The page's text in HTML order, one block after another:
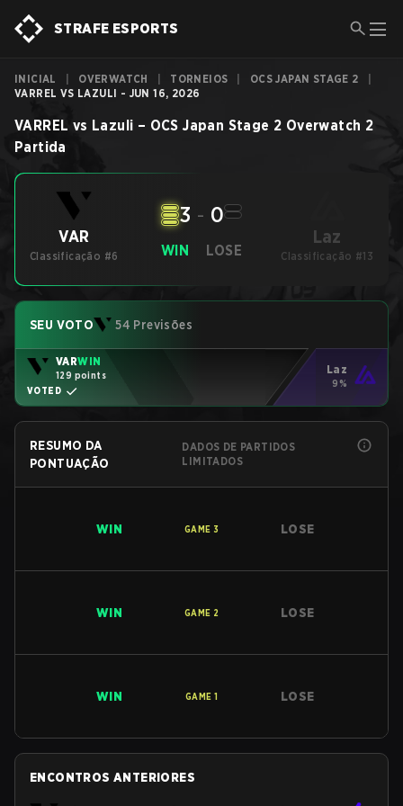
STRAFE ESPORTS
INICIAL OVERWATCH TORNEIOS OCS JAPAN STAGE 2
VARREL VS LAZULI - JUN 16, 2026
VARREL vs Lazuli – OCS Japan Stage 2 Overwatch 2
Partida
VAR
Classificação #6 WIN
3 - 0
LOSE
Laz
Classificação #13
SEU VOTO 54 Previsões
VARWIN
129 points
VOTED
Laz
9%
RESUMO DA
PONTUAÇÃO
DADOS DE PARTIDOS
LIMITADOS
WIN GAME 3 LOSE
WIN GAME 2 LOSE
WIN GAME 1 LOSE
ENCONTROS ANTERIORES